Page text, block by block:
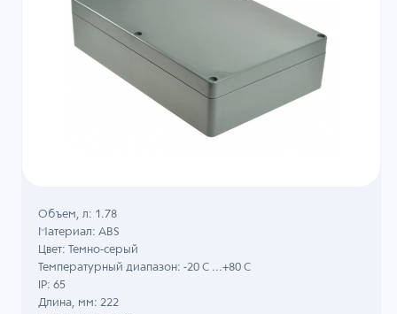
Объем, л: 1.78
Материал: ABS
Цвет: Темно-серый
Температурный диапазон: -20 C ...+80 C
IP: 65
Длина, мм: 222